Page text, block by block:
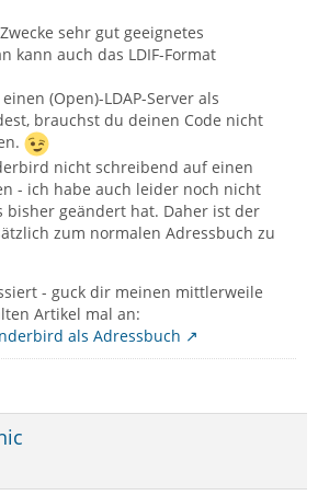
sehr gut geeignetes
kann auch das LDIF-Format
(Open)-LDAP-Server als
brauchst du deinen Code nicht
nicht schreibend auf einen
- ich habe auch leider noch nicht
bisher geändert hat. Daher ist der
zum normalen Adressbuch zu
- guck dir meinen mittlerweile
Artikel mal an:
als Adressbuch